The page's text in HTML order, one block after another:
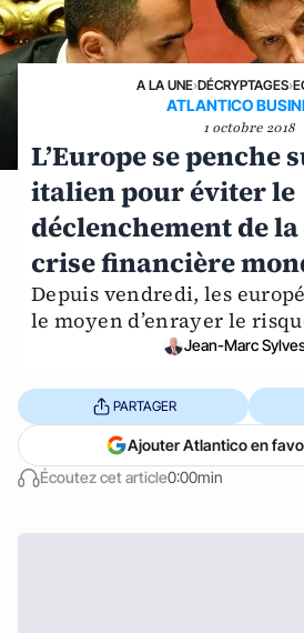
A LA UNE›DÉCRYPTAGES›
ATLANTICO
1 octobre 2018
L’Europe se penche
italien pour éviter le
déclenchement de
crise financière
Depuis vendredi, les
le moyen d’enrayer le
Jean-Marc
Écoutez cet article0:00min
PARTAGER
Ajouter Atlantico en